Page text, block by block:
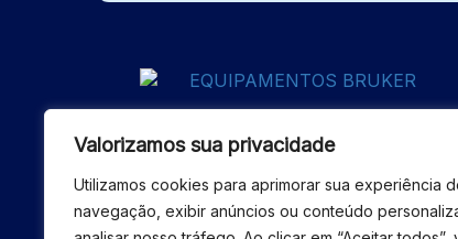
Valorizamos sua privacidade
Utilizamos cookies para aprimorar sua experiência
navegação, exibir anúncios ou conteúdo